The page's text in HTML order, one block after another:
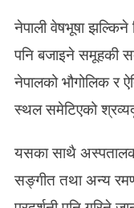
नेपाली वेषभूषा झल्किने
पनि बजाइने समूहकी
नेपालको भौगोलिक र
स्थल समेटिएको
यसका साथै
सङ्गीत तथा अन्य